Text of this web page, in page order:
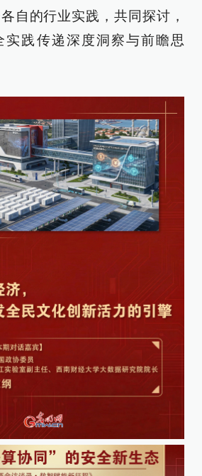
自的行业实践，共同探讨，
实践传递深度洞察与前瞻思